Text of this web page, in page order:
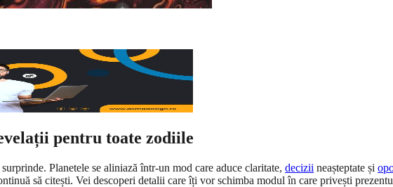
pentru toate zodiile
Planetele se aliniază într-un mod care aduce claritate, decizii neașteptate și
să citești. Vei descoperi detalii care îți vor schimba modul în care privești